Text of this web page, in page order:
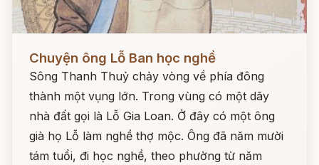
Chuyện ông Lỗ Ban học nghề
Sông Thanh Thuỷ chảy vòng về phía đông
thành một vụng lớn. Trong vùng có một dãy
nhà đất gọi là Lỗ Gia Loan. Ở đây có một ông
già họ Lỗ làm nghề thợ mộc. Ông đã năm mười
tám tuổi, đi học nghề, theo phường từ năm